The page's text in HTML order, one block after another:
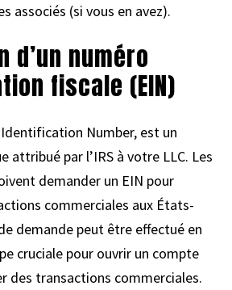
associés (si vous en avez).
d’un numéro
fiscale (EIN)
Identification Number, est un
attribué par l’IRS à votre LLC. Les
demander un EIN pour
commerciales aux États-
demande peut être effectué en
cruciale pour ouvrir un compte
des transactions commerciales.